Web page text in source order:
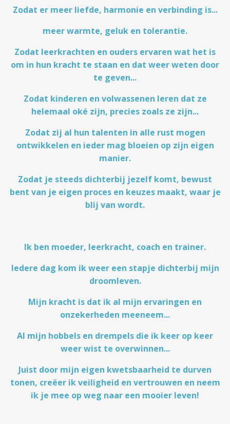
Zodat er meer liefde, harmonie en verbinding is...
meer warmte, geluk en tolerantie.
Zodat leerkrachten en ouders ervaren wat het is
om in hun kracht te staan en dat weer weten door
te geven...
Zodat kinderen en volwassenen leren dat ze
helemaal oké zijn, precies zoals ze zijn...
Zodat zij al hun talenten in alle rust mogen
ontwikkelen en ieder mag bloeien op zijn eigen
manier.
Zodat je steeds dichterbij jezelf komt, bewust
bent van je eigen proces en keuzes maakt, waar je
blij van wordt.
Ik ben moeder, leerkracht, coach en trainer.
Iedere dag kom ik weer een stapje dichterbij mijn
droomleven.
Mijn kracht is dat ik al mijn ervaringen en
onzekerheden meeneem...
Al mijn hobbels en drempels die ik keer op keer
weer wist te overwinnen...
Juist door mijn eigen kwetsbaarheid te durven
tonen, creëer ik veiligheid en vertrouwen en neem
ik je mee op weg naar een mooier leven!